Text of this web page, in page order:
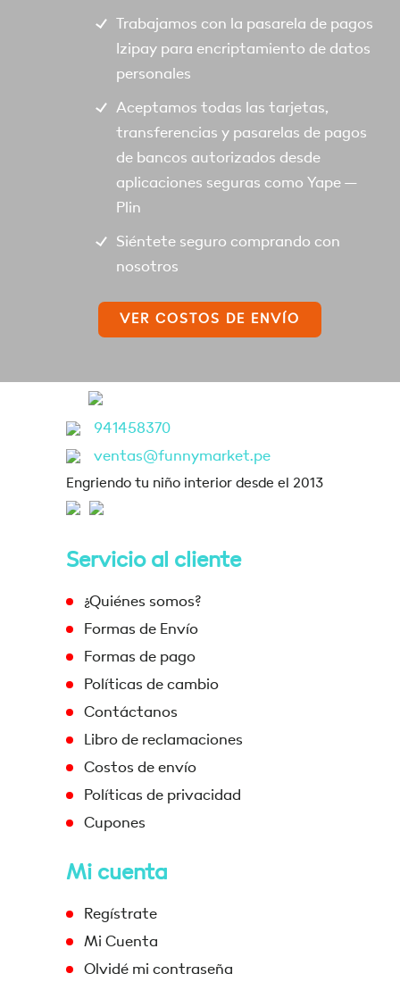
Trabajamos con la pasarela de pagos
Izipay para encriptamiento de datos
personales
Aceptamos todas las tarjetas,
transferencias y pasarelas de pagos
de bancos autorizados desde
aplicaciones seguras como Yape –
Plin
Siéntete seguro comprando con
nosotros
VER COSTOS DE ENVÍO
941458370
ventas@funnymarket.pe
Engriendo tu niño interior desde el 2013
Servicio al cliente
¿Quiénes somos?
Formas de Envío
Formas de pago
Políticas de cambio
Contáctanos
Libro de reclamaciones
Costos de envío
Políticas de privacidad
Cupones
Mi cuenta
Regístrate
Mi Cuenta
Olvidé mi contraseña